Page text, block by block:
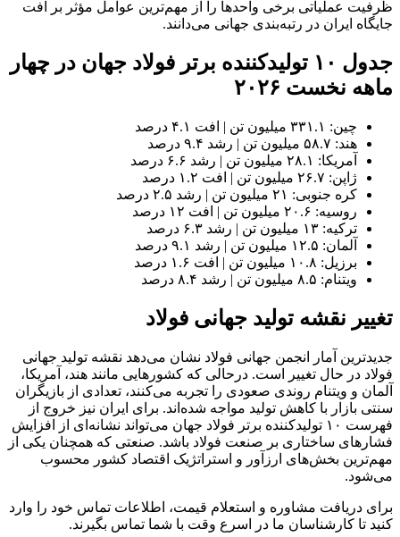
ظرفیت عملیاتی برخی واحدها را از مهم‌ترین عوامل مؤثر بر افت
جایگاه ایران در رتبه‌بندی جهانی می‌دانند.
جدول ۱۰ تولیدکننده برتر فولاد جهان در چهار
ماهه نخست ۲۰۲۶
چین: ۳۳۱.۱ میلیون تن | افت ۴.۱ درصد
هند: ۵۸.۷ میلیون تن | رشد ۹.۴ درصد
آمریکا: ۲۸.۱ میلیون تن | رشد ۶.۶ درصد
ژاپن: ۲۶.۷ میلیون تن | افت ۱.۲ درصد
کره جنوبی: ۲۱ میلیون تن | رشد ۲.۵ درصد
روسیه: ۲۰.۶ میلیون تن | افت ۱۲ درصد
ترکیه: ۱۳ میلیون تن | رشد ۶.۳ درصد
آلمان: ۱۲.۵ میلیون تن | رشد ۹.۱ درصد
برزیل: ۱۰.۸ میلیون تن | افت ۱.۶ درصد
ویتنام: ۸.۵ میلیون تن | رشد ۸.۴ درصد
تغییر نقشه تولید جهانی فولاد
جدیدترین آمار انجمن جهانی فولاد نشان می‌دهد نقشه تولید جهانی
فولاد در حال تغییر است. درحالی که کشورهایی مانند هند، آمریکا،
آلمان و ویتنام روندی صعودی را تجربه می‌کنند، تعدادی از بازیگران
سنتی بازار با کاهش تولید مواجه شده‌اند. برای ایران نیز خروج از
فهرست ۱۰ تولیدکننده برتر فولاد جهان می‌تواند نشانه‌ای از افزایش
فشارهای ساختاری بر صنعت فولاد باشد. صنعتی که همچنان یکی از
مهم‌ترین بخش‌های ارزآور و استراتژیک اقتصاد کشور محسوب
می‌شود.
برای دریافت مشاوره و استعلام قیمت، اطلاعات تماس خود را وارد
کنید تا کارشناسان ما در اسرع وقت با شما تماس بگیرند.